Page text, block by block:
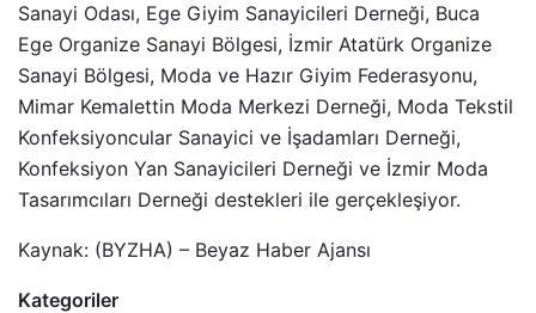
Sanayi Odası, Ege Giyim Sanayicileri Derneği, Buca
Ege Organize Sanayi Bölgesi, İzmir Atatürk Organize
Sanayi Bölgesi, Moda ve Hazır Giyim Federasyonu,
Mimar Kemalettin Moda Merkezi Derneği, Moda Tekstil
Konfeksiyoncular Sanayici ve İşadamları Derneği,
Konfeksiyon Yan Sanayicileri Derneği ve İzmir Moda
Tasarımcıları Derneği destekleri ile gerçekleşiyor.
Kaynak: (BYZHA) – Beyaz Haber Ajansı
Kategoriler